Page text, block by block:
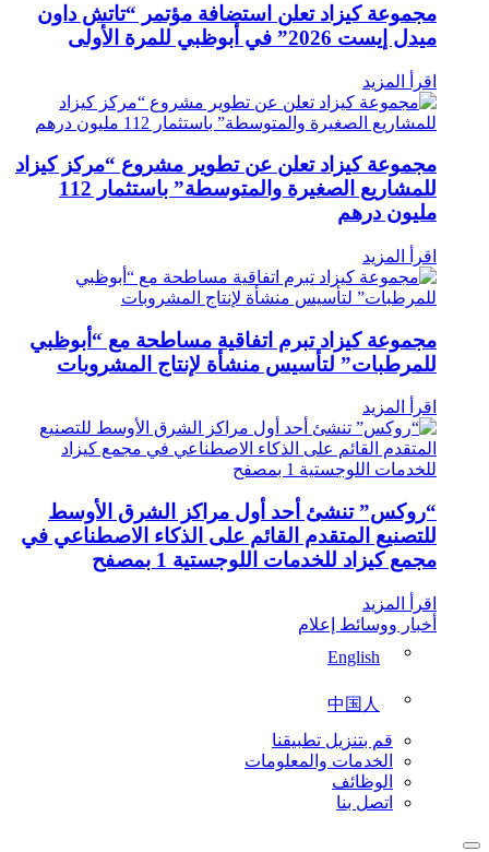
مجموعة كيزاد تعلن استضافة مؤتمر “تاتش داون
ميدل إيست 2026” في أبوظبي للمرة الأولى
اقرأ المزيد
مجموعة كيزاد تعلن عن تطوير مشروع “مركز كيزاد
للمشاريع الصغيرة والمتوسطة” ‏باستثمار 112
مليون درهم
اقرأ المزيد
مجموعة كيزاد تبرم اتفاقية مساطحة مع “أبوظبي
للمرطبات” لتأسيس منشأة لإنتاج المشروبات
اقرأ المزيد
“روكس” تنشئ أحد أول مراكز الشرق الأوسط
للتصنيع المتقدم القائم على الذكاء الاصطناعي في
مجمع كيزاد للخدمات اللوجستية 1 بمصفح
اقرأ المزيد
أخبار ووسائط إعلام
English
中国人
قم بتنزيل تطبيقنا
الخدمات والمعلومات
الوظائف
اتصل بنا